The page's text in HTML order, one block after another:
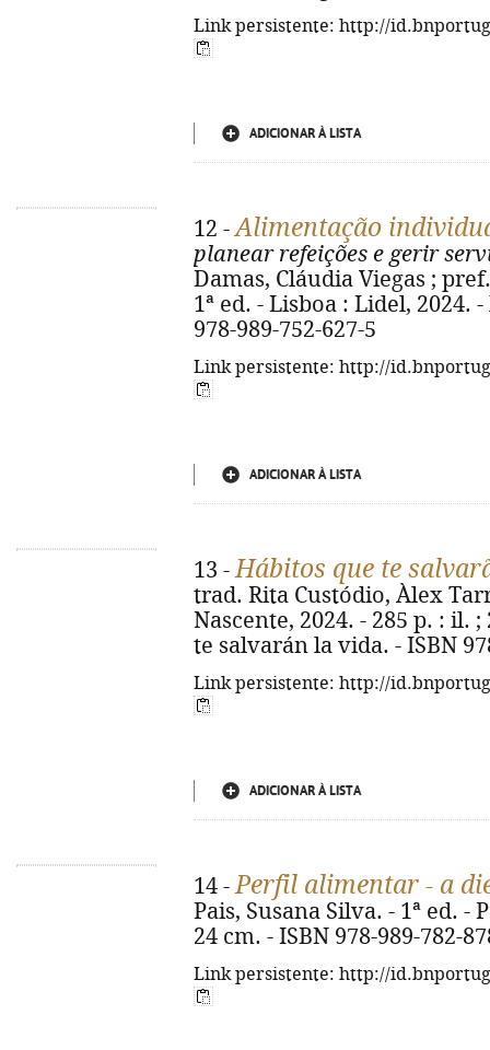
Link persistente: http://
ADICIONAR À LISTA
12 -Alimentação
planear refeições e gerir
Damas, Cláudia Viegas ;
1ª ed. - Lisboa : Lidel, 2024.
978-989-752-627-5
Link persistente: http://
ADICIONAR À LISTA
13 -Hábitos que te
trad. Rita Custódio, Àlex
Nascente, 2024. - 285 p. : il.
te salvarán la vida. - ISBN
Link persistente: http://
ADICIONAR À LISTA
14 -Perfil alimentar - a
Pais, Susana Silva. - 1ª ed. -
24 cm. - ISBN 978-989-782-
Link persistente: http://